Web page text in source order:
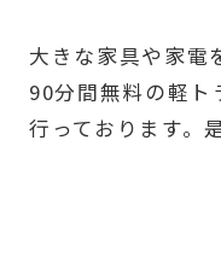
大きな家具や家電
90分間無料の軽ト
行っております。